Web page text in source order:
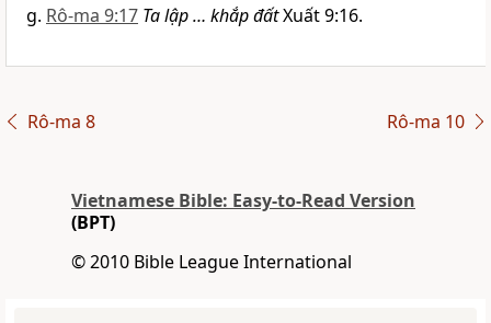
Rô-ma 9:17 Ta lập … khắp đấtXuất 9:16.
Rô-ma 8 Rô-ma 10
Vietnamese Bible: Easy-to-Read Version
(BPT)
© 2010 Bible League International